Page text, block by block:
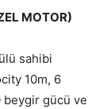
MOTOR)
sahibi
10m, 6
gücü ve